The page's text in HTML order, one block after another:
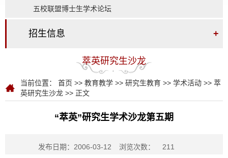
五校联盟博士生学术论坛
招生信息 +
萃英研究生沙龙
当前位置： 首页 >> 教育教学 >> 研究生教育 >> 学术活动 >> 萃
英研究生沙龙 >> 正文
“萃英”研究生学术沙龙第五期
发布日期：2006-03-12 浏览次数： 211